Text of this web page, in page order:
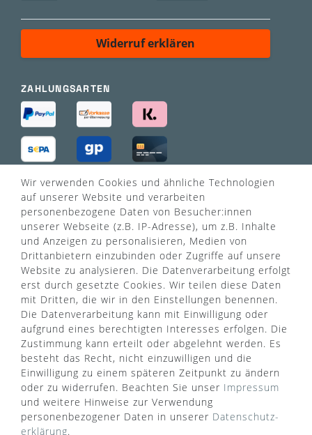
Widerruf erklären
ZAHLUNGSARTEN
VERSANDART
WUSSTEN SIE SCHON?
Das Käufersiegel des Händlerbunds garantiert Ihnen
Wir verwenden Cookies und ähnliche Technologien
auf unserer Website und verarbeiten
personenbezogene Daten von Besucher:innen
unserer Webseite (z.B. IP-Adresse), um z.B. Inhalte
und Anzeigen zu personalisieren, Medien von
Drittanbietern einzubinden oder Zugriffe auf unsere
Website zu analysieren. Die Datenverarbeitung erfolgt
erst durch gesetzte Cookies. Wir teilen diese Daten
mit Dritten, die wir in den Einstellungen benennen.
Die Datenverarbeitung kann mit Einwilligung oder
aufgrund eines berechtigten Interesses erfolgen. Die
Zustimmung kann erteilt oder abgelehnt werden. Es
besteht das Recht, nicht einzuwilligen und die
Einwilligung zu einem späteren Zeitpunkt zu ändern
oder zu widerrufen. Beachten Sie unser Impressum
und weitere Hinweise zur Verwendung
personenbezogener Daten in unserer Daten­schutz­
erklärung.